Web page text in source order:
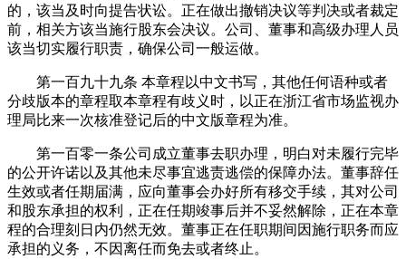
的，该当及时向提告状讼。正在做出撤销决议等判决或者裁定
前，相关方该当施行股东会决议。公司、董事和高级办理人员
该当切实履行职责，确保公司一般运做。
第一百九十九条 本章程以中文书写，其他任何语种或者
分歧版本的章程取本章程有歧义时，以正在浙江省市场监视办
理局比来一次核准登记后的中文版章程为准。
第一百零一条公司成立董事去职办理，明白对未履行完毕
的公开许诺以及其他未尽事宜逃责逃偿的保障办法。董事辞任
生效或者任期届满，应向董事会办好所有移交手续，其对公司
和股东承担的权利，正在任期竣事后并不妥然解除，正在本章
程的合理刻日内仍然无效。董事正在任职期间因施行职务而应
承担的义务，不因离任而免去或者终止。